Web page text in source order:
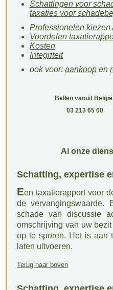
Schattingen voor
taxaties voor
Professionelen kiezen
Voordelen
Kosten
Integriteit
ook voor: aankoop en
Bellen vanuit
03 213 65 00
Al onze
Schatting, expertise
Een taxatierapport voor
de vervangingswaarde.
schade van discussie
omschrijving van uw
op te sporen. Het is aan
laten uitvoeren.
Terug naar boven